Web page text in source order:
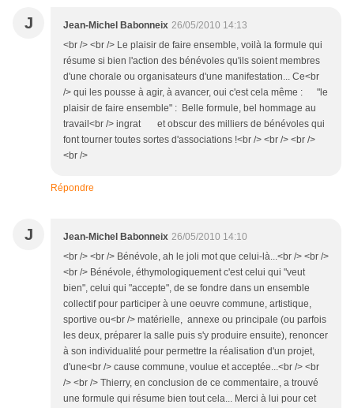
J Jean-Michel Babonneix 26/05/2010 14:13
<br /> <br /> Le plaisir de faire ensemble, voilà la formule qui
résume si bien l'action des bénévoles qu'ils soient membres
d'une chorale ou organisateurs d'une manifestation... Ce<br
/> qui les pousse à agir, à avancer, oui c'est cela même : "le
plaisir de faire ensemble" : Belle formule, bel hommage au
travail<br /> ingrat et obscur des milliers de bénévoles qui
font tourner toutes sortes d'associations !<br /> <br /> <br />
<br />
Répondre
J Jean-Michel Babonneix 26/05/2010 14:10
<br /> <br /> Bénévole, ah le joli mot que celui-là...<br /> <br />
<br /> Bénévole, éthymologiquement c'est celui qui "veut
bien", celui qui "accepte", de se fondre dans un ensemble
collectif pour participer à une oeuvre commune, artistique,
sportive ou<br /> matérielle, annexe ou principale (ou parfois
les deux, préparer la salle puis s'y produire ensuite), renoncer
à son individualité pour permettre la réalisation d'un projet,
d'une<br /> cause commune, voulue et acceptée...<br /> <br
/> <br /> Thierry, en conclusion de ce commentaire, a trouvé
une formule qui résume bien tout cela... Merci à lui pour cet